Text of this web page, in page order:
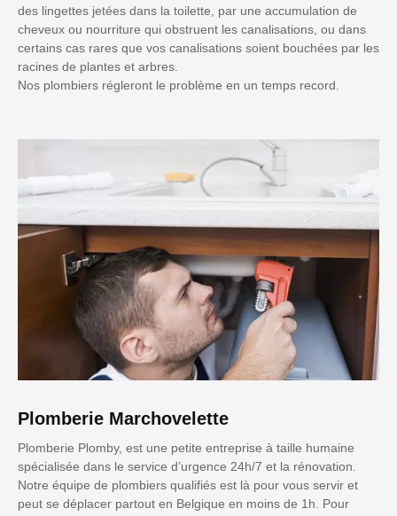
des lingettes jetées dans la toilette, par une accumulation de
cheveux ou nourriture qui obstruent les canalisations, ou dans
certains cas rares que vos canalisations soient bouchées par les
racines de plantes et arbres.
Nos plombiers régleront le problème en un temps record.
Plomberie Marchovelette
Plomberie Plomby, est une petite entreprise à taille humaine
spécialisée dans le service d’urgence 24h/7 et la rénovation.
Notre équipe de plombiers qualifiés est là pour vous servir et
peut se déplacer partout en Belgique en moins de 1h. Pour